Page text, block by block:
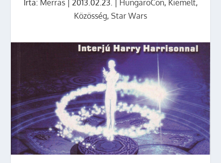
Írta: Merras| 2013.02.23. | HungaroCon, Kiemelt,
Közösség, Star Wars